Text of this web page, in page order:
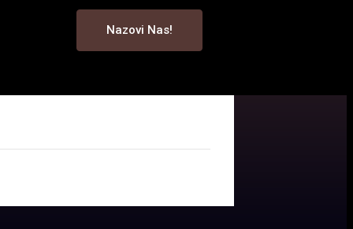
Nazovi Nas!